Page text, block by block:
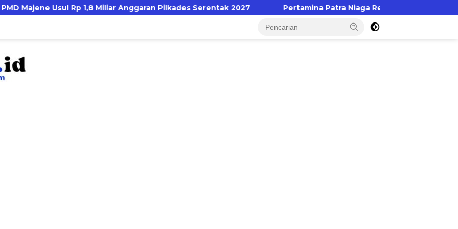
Rp 1,8 Miliar Anggaran Pilkades Serentak 2027 Pertamina Patra Niaga Regional Sulawesi Dorong